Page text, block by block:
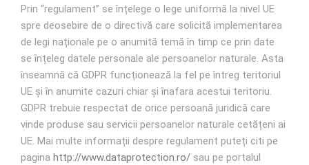
Prin “regulament” se înțelege o lege uniformă la nivel UE
spre deosebire de o directivă care solicită implementarea
de legi naționale pe o anumită temă în timp ce prin date
se înțeleg datele personale ale persoanelor naturale. Asta
înseamnă că GDPR funcționează la fel pe întreg teritoriul
UE și în anumite cazuri chiar și înafara acestui teritoriu.
GDPR trebuie respectat de orice persoană juridică care
vinde produse sau servicii persoanelor naturale cetățeni ai
UE. Mai multe informații despre regulament puteți citi pe
paginahttp://www.dataprotection.ro/ sau pe portalul